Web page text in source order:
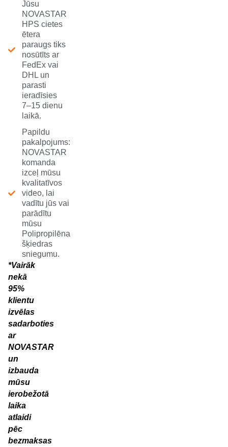
Jūsu
NOVASTAR
HPS cietes
ētera
paraugs tiks
nosūtīts ar
FedEx vai
DHL un
parasti
ieradīsies
7–15 dienu
laikā.
Papildu
pakalpojums:
NOVASTAR
komanda
izceļ mūsu
kvalitatīvos
video, lai
vadītu jūs vai
parādītu
mūsu
Polipropilēna
šķiedras
sniegumu.
*Vairāk
nekā
95%
klientu
izvēlas
sadarboties
ar
NOVASTAR
un
izbauda
mūsu
ierobežotā
laika
atlaidi
pēc
bezmaksas